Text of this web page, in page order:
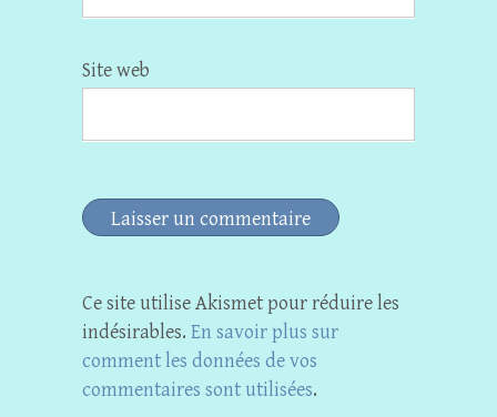
Site web
Ce site utilise Akismet pour réduire les
indésirables. En savoir plus sur
comment les données de vos
commentaires sont utilisées.